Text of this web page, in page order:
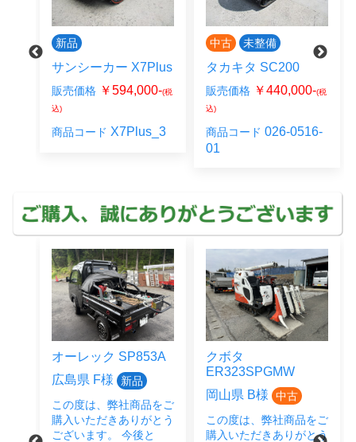
新品
サンシーカー X7Plus
販売価格 ￥594,000-(税
込)
商品コード X7Plus_3
中古 未整備
タカキタ SC200
販売価格 ￥440,000-(税
込)
商品コード 026-0516-
01
オーレック SP853A
広島県 F様
新品
この度は、弊社商品をご
購入いただきありがとう
ございます。 今後と
クボタ
ER323SPGMW
岡山県 B様
中古
この度は、弊社商品をご
購入いただきありがとう